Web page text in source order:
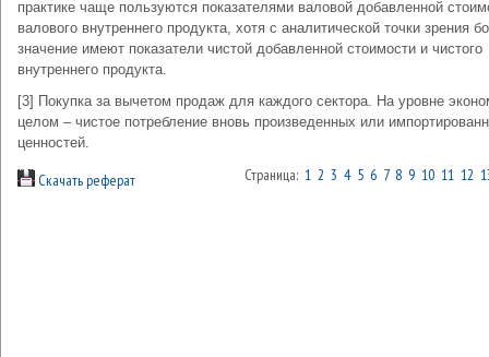
практике чаще пользуются показателями валовой добавленной
валового внутреннего продукта, хотя с аналитической точки зрения
значение имеют показатели чистой добавленной стоимости и чистого
внутреннего продукта.
[3] Покупка за вычетом продаж для каждого сектора. На уровне
целом – чистое потребление вновь произведенных или
ценностей.
Скачать реферат Страница: 1 2 3 4 5 6 7 8 9 10 11 12